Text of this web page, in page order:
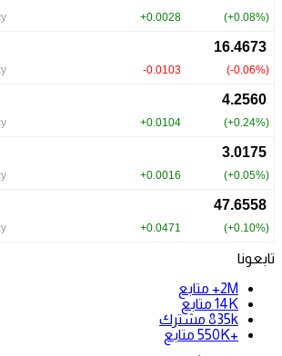
تابعونا
2M+
متابع
14K متابع
835k مشترك
+550K
متابع